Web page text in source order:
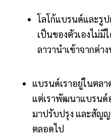
โลโก้แบรนด์และรู
เป็นของตัวเองไม่มี
ลาวานำเข้าจากต่า
แบรนด์เราอยู่ในตล
แต่เราพัฒนาแบรนด์
มาปรับปรุง และสัญญ
ตลอดไป